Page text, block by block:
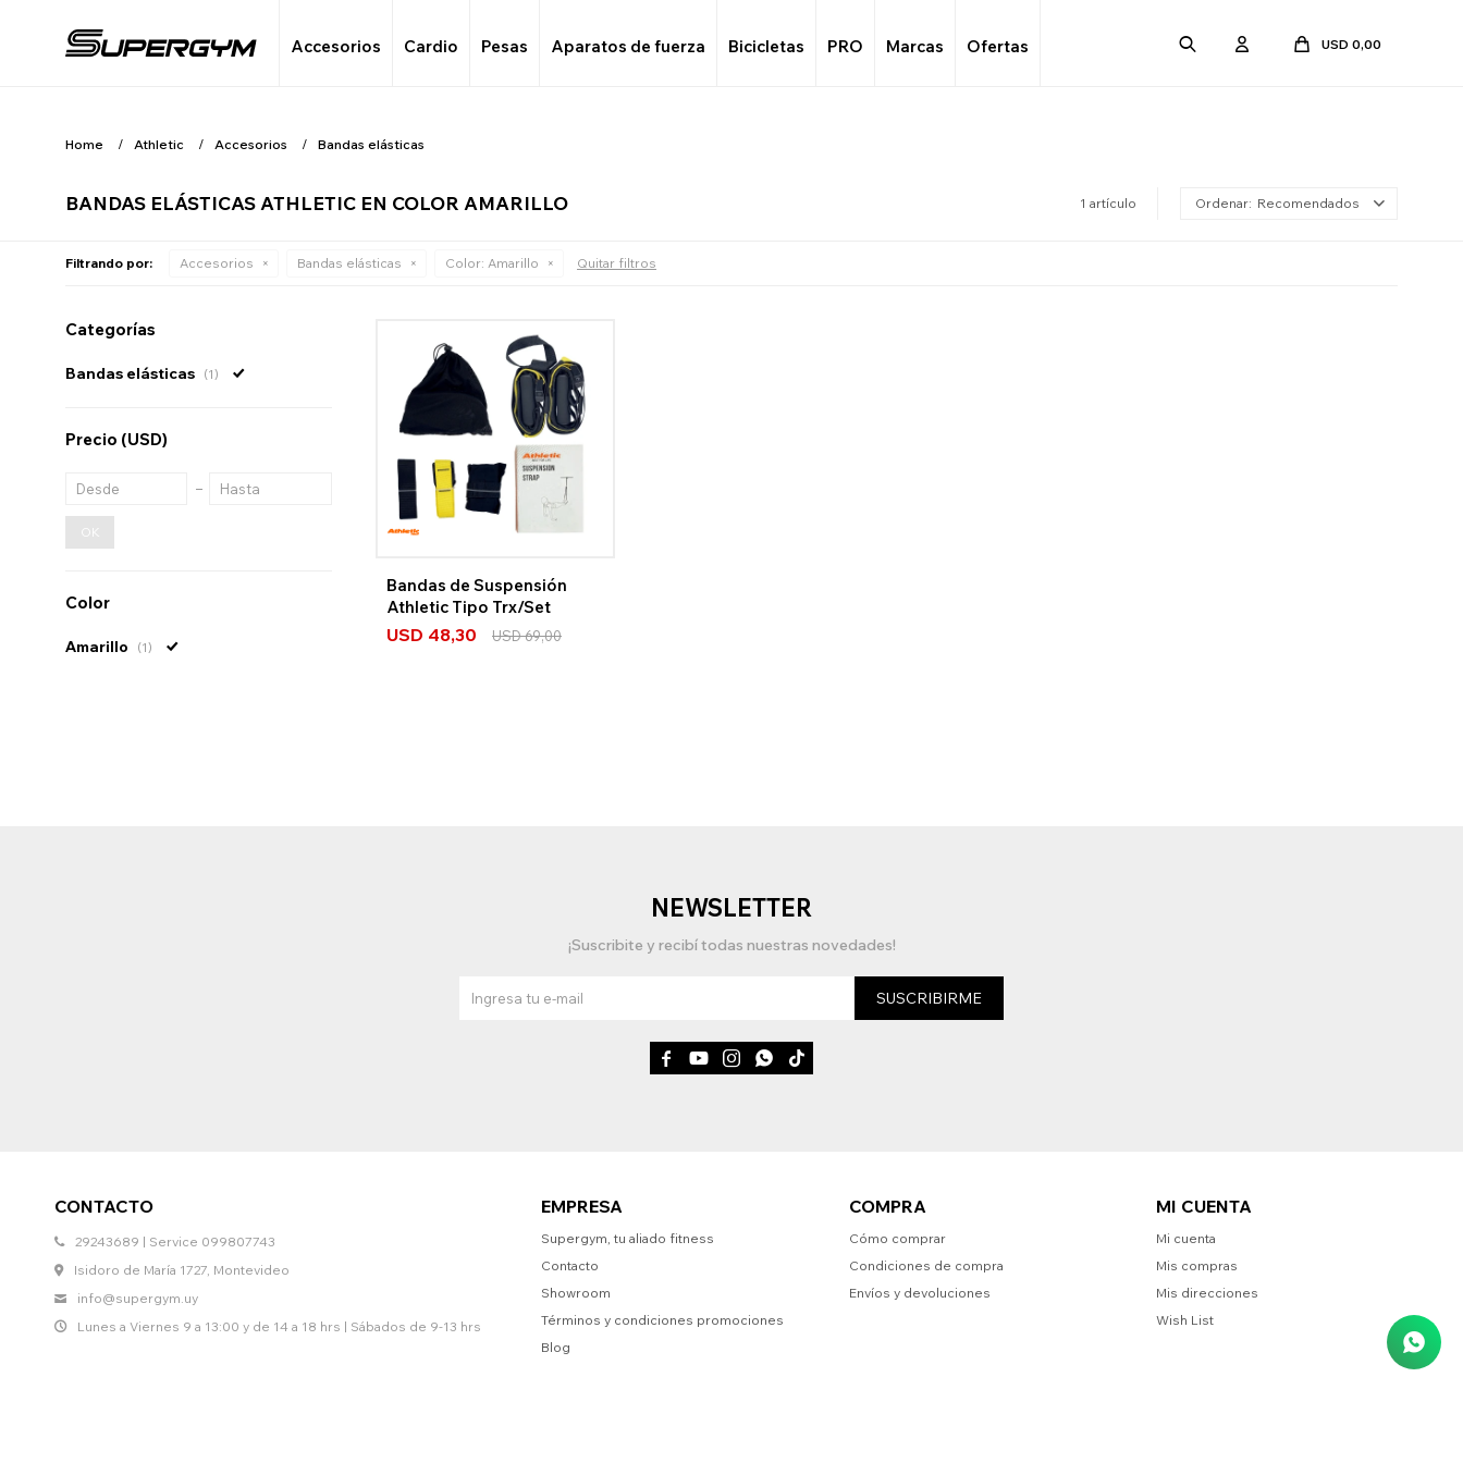
Accesorios Cardio Pesas Aparatos de fuerza Bicicletas PRO Marcas Ofertas USD 0,00
Home Athletic Accesorios Bandas elásticas
BANDAS ELÁSTICAS ATHLETIC EN COLOR AMARILLO 1 artículo Recomendados
Filtrando por: Accesorios Bandas elásticas Color: Amarillo Quitar filtros
Bandas de Suspensión
Athletic Tipo Trx/Set
USD 48,30 USD69,00
Categorías
Bandas elásticas (1)
Precio (USD)
OK
Color
Amarillo (1)
CONTACTO
29243689 | Service 099807743
Isidoro de María 1727, Montevideo
info@supergym.uy
Lunes a Viernes 9 a 13:00 y de 14 a 18 hrs | Sábados de 9-13 hrs
EMPRESA
Supergym, tu aliado fitness
Contacto
Showroom
Términos y condiciones promociones
Blog
COMPRA
Cómo comprar
Condiciones de compra
Envíos y devoluciones
MI CUENTA
Mi cuenta
Mis compras
Mis direcciones
Wish List
NEWSLETTER
¡Suscribite y recibí todas nuestras novedades!
SUSCRIBIRME
    